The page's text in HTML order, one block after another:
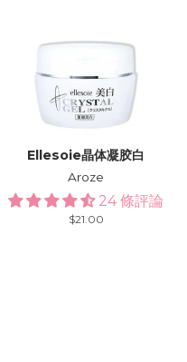
Ellesoie晶体凝胶白
Aroze
24 條評論
Regular
$21.00